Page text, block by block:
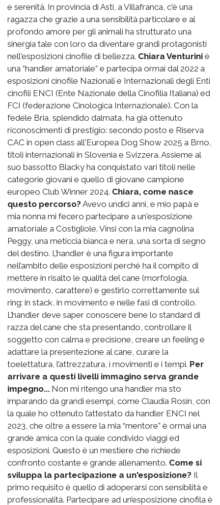
e serenità. In provincia di Asti, a Villafranca, c'è una
ragazza che grazie a una sensibilità particolare e al
profondo amore per gli animali ha strutturato una
sinergia tale con loro da diventare grandi protagonisti
nell'esposizioni cinofile di bellezza. Chiara Venturini è
una “handler amatoriale” e partecipa ormai dal 2022 a
esposizioni cinofile Nazionali e Internazionali degli Enti
cinofili ENCI (Ente Nazionale della Cinofilia Italiana) ed
FCI (federazione Cinologica Internazionale). Con la
fedele Bria, splendido dalmata, ha già ottenuto
riconoscimenti di prestigio: secondo posto e Riserva
CAC in open class all'Europea Dog Show 2025 a Brno,
titoli internazionali in Slovenia e Svizzera. Assieme al
suo bassotto Blacky ha conquistato vari titoli nelle
categorie giovani e quello di giovane campione
europeo Club Winner 2024. Chiara, come nasce
questo percorso? Avevo undici anni, e mio papà e
mia nonna mi fecero partecipare a un'esposizione
amatoriale a Costigliole. Vinsi con la mia cagnolina
Peggy, una meticcia bianca e nera, una sorta di segno
del destino. L’handler è una figura importante
nell’ambito delle esposizioni perché ha il compito di
mettere in risalto le qualità del cane (morfologia,
movimento, carattere) e gestirlo correttamente sul
ring: in stack, in movimento e nelle fasi di controllo.
L’handler deve saper conoscere bene lo standard di
razza del cane che sta presentando, controllare il
soggetto con calma e precisione, creare un feeling e
adattare la presentezione al cane, curare la
toelettatura, l’attrezzatura, i movimenti e i tempi. Per
arrivare a questi livelli immagino serva grande
impegno... Non mi ritengo una handler ma sto
imparando da grandi esempi, come Claudia Rosin, con
la quale ho ottenuto l’attestato da handler ENCI nel
2023, che oltre a essere la mia “mentore” è ormai una
grande amica con la quale condivido viaggi ed
esposizioni. Questo è un mestiere che richiede
confronto costante e grande allenamento. Come si
sviluppa la partecipazione a un'esposizione? Il
primo requisito è quello di adoperarsi con sensibilità e
professionalità. Partecipare ad un’esposizione cinofila è